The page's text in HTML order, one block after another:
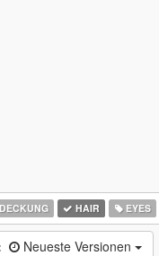
HAIR EYES
Neueste Versionen